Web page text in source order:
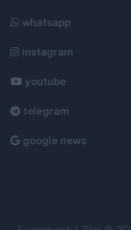
whatsapp
instagram
youtube
telegram
google news